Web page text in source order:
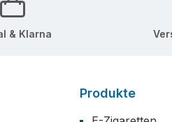
& Klarna
Produkte